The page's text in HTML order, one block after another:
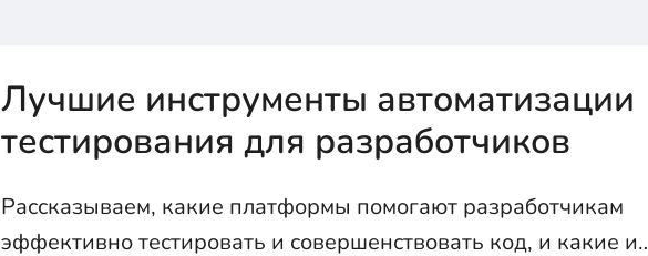
Лучшие инструменты автоматизации
тестирования для разработчиков
Рассказываем, какие платформы помогают разработчикам
эффективно тестировать и совершенствовать код, и какие из